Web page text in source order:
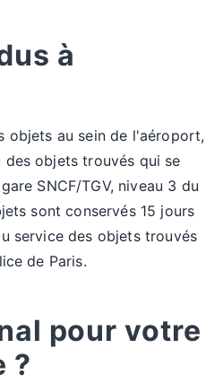
à
objets au sein de l'aéroport,
des objets trouvés qui se
SNCF/TGV, niveau 3 du
sont conservés 15 jours
service des objets trouvés
de Paris.
pour votre
?